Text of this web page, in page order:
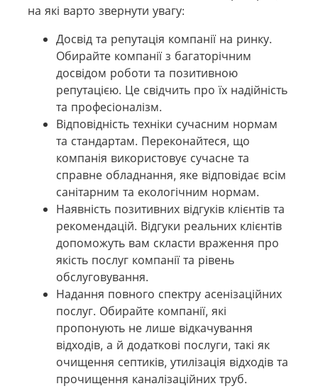
на які варто звернути увагу:
Досвід та репутація компанії на ринку.
Обирайте компанії з багаторічним
досвідом роботи та позитивною
репутацією. Це свідчить про їх надійність
та професіоналізм.
Відповідність техніки сучасним нормам
та стандартам. Переконайтеся, що
компанія використовує сучасне та
справне обладнання, яке відповідає всім
санітарним та екологічним нормам.
Наявність позитивних відгуків клієнтів та
рекомендацій. Відгуки реальних клієнтів
допоможуть вам скласти враження про
якість послуг компанії та рівень
обслуговування.
Надання повного спектру асенізаційних
послуг. Обирайте компанії, які
пропонують не лише відкачування
відходів, а й додаткові послуги, такі як
очищення септиків, утилізація відходів та
прочищення каналізаційних труб.